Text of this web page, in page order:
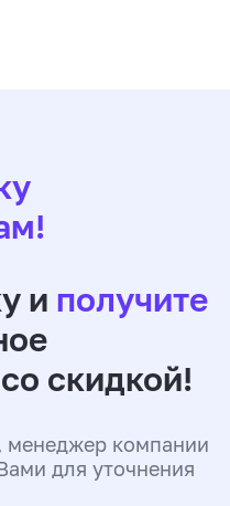
и получите
скидкой!
менеджер компании
для уточнения